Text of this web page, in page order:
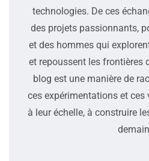
technologies. De ces
des projets passionnants,
et des hommes qui
et repoussent les frontières
blog est une manière de
ces expérimentations et
à leur échelle, à construire